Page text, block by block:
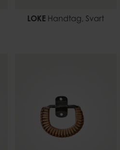
LOKE Handtag, Svart